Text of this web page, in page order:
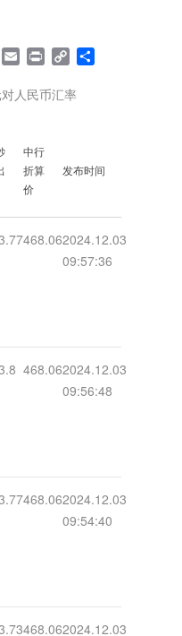
WeChat
EmailPrint Copy
人民币汇率
中行
折算
价
发布时间
468.062024.12.03
09:57:36
468.062024.12.03
09:56:48
468.062024.12.03
09:54:40
468.062024.12.03